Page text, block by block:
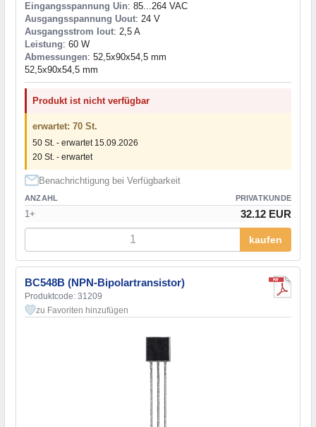
Eingangsspannung Uin: 85...264 VAC
Ausgangsspannung Uout: 24 V
Ausgangsstrom Iout: 2,5 A
Leistung: 60 W
Abmessungen: 52,5x90x54,5 mm
52,5x90x54,5 mm
Produkt ist nicht verfügbar
erwartet: 70 St.
50 St. - erwartet 15.09.2026
20 St. - erwartet
Benachrichtigung bei Verfügbarkeit
ANZAHL PRIVATKUNDE
1+ 32.12 EUR
kaufen
BC548B (NPN-Bipolartransistor)
Produktcode: 31209
zu Favoriten hinzufügen